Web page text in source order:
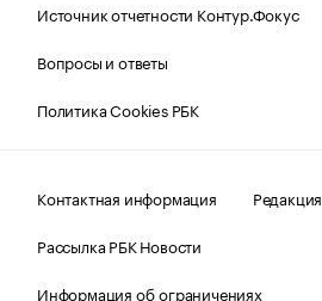
Источник отчетности Контур.Фокус
Вопросы и ответы
Политика Cookies РБК
Контактная информация
Редакция
Рассылка РБК Новости
Информация об ограничениях